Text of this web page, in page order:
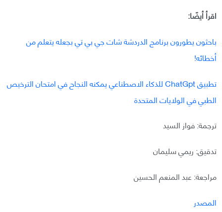
اقرأ أيضًا:
باحثون يطورون برنامج الدردشة شات جي بي تي بجعله يتعلم من
أخطائه!
تطبيق ChatGpt للذكاء الاصطناعي يمكنه النجاح في امتحان الترخيص
الطبي في الولايات المتحدة
ترجمة: فواز السيد
تدقيق: ريمي سليمان
مراجعة: عبد المنعم الحسين
المصدر